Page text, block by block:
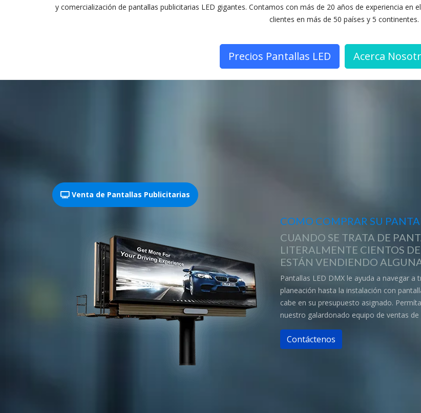
y comercialización de pantallas publicitarias LED gigantes. Contamos con más de 20 años de experiencia
clientes en más de 50 países y 5 continentes.
Precios Pantallas LED Acerca
Venta de Pantallas Publicitarias
COMO COMPRAR SU
CUANDO SE TRATA DE
LITERALMENTE CIENTOS
ESTÁN VENDIENDO
Pantallas LED DMX le ayuda a navegar
planeación hasta la instalación con
cabe en su presupuesto asignado.
nuestro galardonado equipo de ventas
Contáctenos